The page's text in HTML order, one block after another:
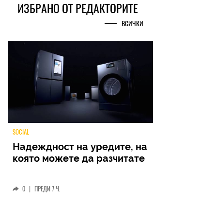
ИЗБРАНО ОТ РЕДАКТОРИТЕ
ВСИЧКИ
TECH
Ultra – ново име, познато